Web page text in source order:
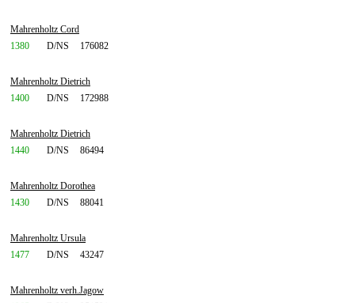
Mahrenholtz Cord
1380
D/NS 176082
Mahrenholtz Dietrich
1400
D/NS 172988
Mahrenholtz Dietrich
1440
D/NS 86494
Mahrenholtz Dorothea
1430
D/NS 88041
Mahrenholtz Ursula
1477
D/NS 43247
Mahrenholtz verh.Jagow